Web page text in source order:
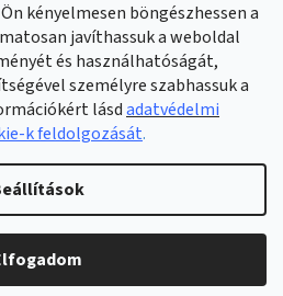
kényelmesen böngészhessen a
javíthassuk a weboldal
és használhatóságát,
személyre szabhassuk a
lásdadatvédelmi
k feldolgozását.
Shoptet készítette